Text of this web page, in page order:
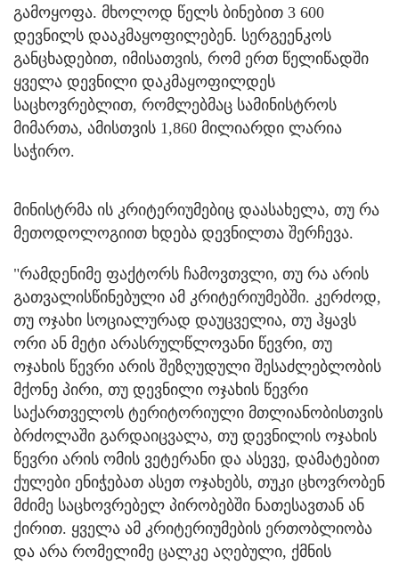
გამოყოფა. მხოლოდ წელს ბინებით 3 600
დევნილს დააკმაყოფილებენ. სერგეენკოს
განცხადებით, იმისათვის, რომ ერთ წელიწადში
ყველა დევნილი დაკმაყოფილდეს
საცხოვრებლით, რომლებმაც სამინისტროს
მიმართა, ამისთვის 1,860 მილიარდი ლარია
საჭირო.
მინისტრმა ის კრიტერიუმებიც დაასახელა, თუ რა
მეთოდოლოგიით ხდება დევნილთა შერჩევა.
"რამდენიმე ფაქტორს ჩამოვთვლი, თუ რა არის
გათვალისწინებული ამ კრიტერიუმებში. კერძოდ,
თუ ოჯახი სოციალურად დაუცველია, თუ ჰყავს
ორი ან მეტი არასრულწლოვანი წევრი, თუ
ოჯახის წევრი არის შეზღუდული შესაძლებლობის
მქონე პირი, თუ დევნილი ოჯახის წევრი
საქართველოს ტერიტორიული მთლიანობისთვის
ბრძოლაში გარდაიცვალა, თუ დევნილის ოჯახის
წევრი არის ომის ვეტერანი და ასევე, დამატებით
ქულები ენიჭებათ ასეთ ოჯახებს, თუკი ცხოვრობენ
მძიმე საცხოვრებელ პირობებში ნათესავთან ან
ქირით. ყველა ამ კრიტერიუმების ერთობლიობა
და არა რომელიმე ცალკე აღებული, ქმნის